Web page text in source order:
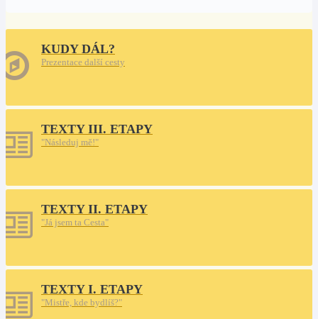
KUDY DÁL?
Prezentace další cesty
TEXTY III. ETAPY
"Následuj mě!"
TEXTY II. ETAPY
"Já jsem ta Cesta"
TEXTY I. ETAPY
"Mistře, kde bydlíš?"